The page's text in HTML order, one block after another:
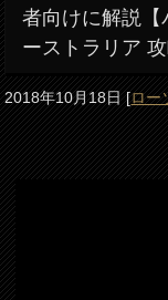
者向けに解説【
ーストラリア 攻
2018年10月18日[ロー